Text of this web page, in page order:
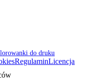
do druku
RegulaminLicencja